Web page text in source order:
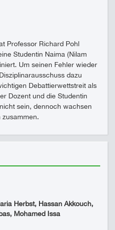
Professor Richard Pohl
Studentin Naima (Nilam
Um seinen Fehler wieder
dazu
Debattierwettstreit als
Dozent und die Studentin
sein, dennoch wachsen
zusammen.
Herbst, Hassan Akkouch,
Mohamed Issa